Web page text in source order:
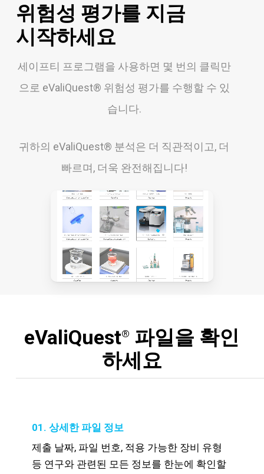
next
위험성 평가를 지금
시작하세요
세이프티 프로그램을 사용하면 몇 번의 클릭만
으로 eValiQuest® 위험성 평가를 수행할 수 있
습니다.
귀하의 eValiQuest® 분석은 더 직관적이고, 더
빠르며, 더욱 완전해집니다!
eValiQuest® 파일을 확인
하세요
01. 상세한 파일 정보
제출 날짜, 파일 번호, 적용 가능한 장비 유형
등 연구와 관련된 모든 정보를 한눈에 확인할